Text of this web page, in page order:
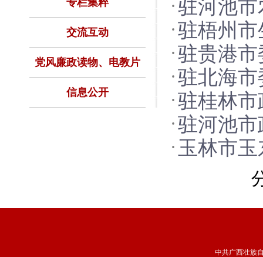
专栏集粹
交流互动
党风廉政读物、电教片
信息公开
查” 严把
驻河池市
耕地保护
驻梧州
责任促
驻贵港
书 提升
驻北海
监察建议
驻桂林
队伍建设
驻河池
上的腐败
玉林市
环境优
中共广西壮族